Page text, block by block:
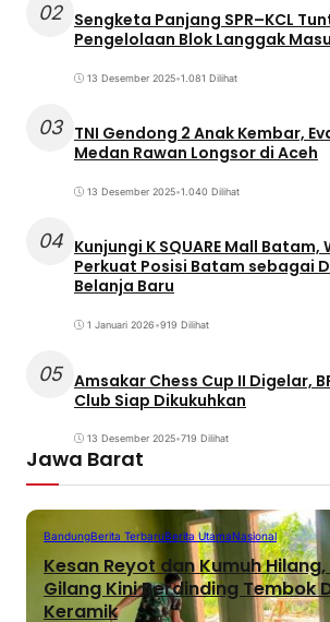
02 Sengketa Panjang SPR–KCL
Pengelolaan Blok Langgak
13 Desember 2025•1.081 Dilihat
03 TNI Gendong 2 Anak Kembar,
Medan Rawan Longsor di Aceh
13 Desember 2025•1.040 Dilihat
04 Kunjungi K SQUARE Mall Batam,
Perkuat Posisi Batam sebagai
Belanja Baru
1 Januari 2026•919 Dilihat
05 Amsakar Chess Cup II Digelar,
Club Siap Dikukuhkan
13 Desember 2025•719 Dilihat
Jawa Barat
BandungBerita TerbaruBerita UtamaNasional
Kesan Reyot dan Kumuh
Gilang Kini Berdinding Tembok
Keramik